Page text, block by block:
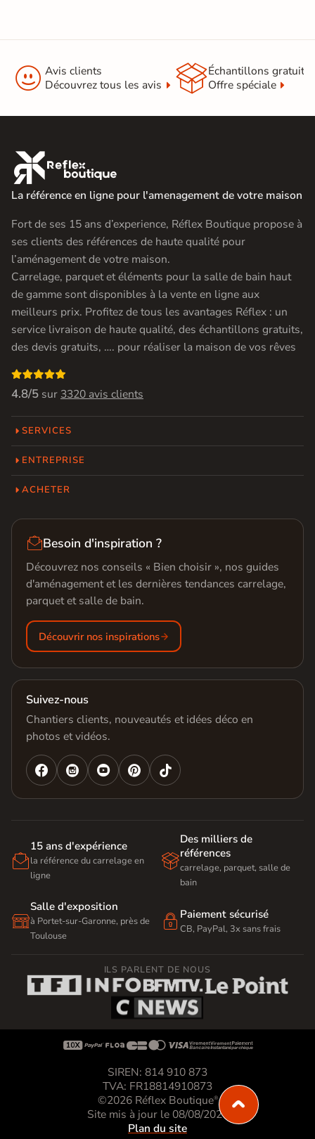
 Avis clients
Découvrez tous les avis
Échantillons gratuit
Offre spéciale

La référence en ligne pour l'amenagement de votre maison
Fort de ses 15 ans d’experience, Réflex Boutique propose à
ses clients des références de haute qualité pour
l’aménagement de votre maison.
Carrelage, parquet et éléments pour la salle de bain haut
de gamme sont disponibles à la vente en ligne aux
meilleurs prix. Profitez de tous les avantages Réflex : un
service livraison de haute qualité, des échantillons gratuits,
des devis gratuits, …. pour réaliser la maison de vos rêves

4.8/5 sur 3320 avis clients
SERVICES
ENTREPRISE
ACHETER
Besoin d'inspiration ?
Découvrez nos conseils « Bien choisir », nos guides
d'aménagement et les dernières tendances carrelage,
parquet et salle de bain.
Découvrir nos inspirations
Suivez-nous
Chantiers clients, nouveautés et idées déco en
photos et vidéos.
   

15 ans d'expérience
la référence du carrelage en
ligne

Des milliers de
références
carrelage, parquet, salle de
bain

Salle d'exposition
à Portet-sur-Garonne, près de
Toulouse
 Paiement sécurisé
CB, PayPal, 3x sans frais
ILS PARLENT DE NOUS

SIREN: 814 910 873
TVA: FR18814910873
©2026 Réflex Boutique®
Site mis à jour le 08/08/2026
Plan du site